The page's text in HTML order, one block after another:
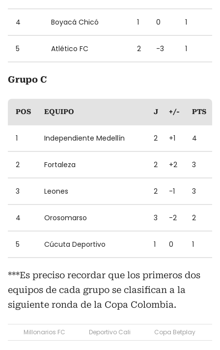
4 Boyacá Chicó 1 0 1
5 Atlético FC 2 -3 1
Grupo C
POS EQUIPO J +/- PTS
1 Independiente Medellín 2 +1 4
2 Fortaleza 2 +2 3
3 Leones 2 -1 3
4 Orosomarso 3 -2 2
5 Cúcuta Deportivo 1 0 1
***Es preciso recordar que los primeros dos
equipos de cada grupo se clasifican a la
siguiente ronda de la Copa Colombia.
Millonarios FC Deportivo Cali Copa Betplay